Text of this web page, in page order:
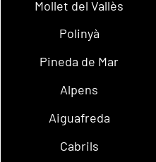
Mollet del Vallès
Polinyà
Pineda de Mar
Alpens
Aiguafreda
Cabrils